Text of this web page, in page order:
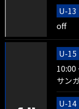
U-13
off
U-15
サン
U-14